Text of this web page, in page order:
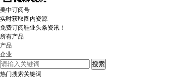
美中订阅号
实时获取圈内资源
免费订阅鞋业头条资讯！
所有产品
产品
企业
热门搜索关键词